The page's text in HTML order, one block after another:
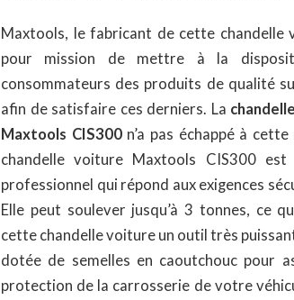
Maxtools, le fabricant de cette chandelle
pour mission de mettre à la
consommateurs des produits de qualité
afin de satisfaire ces derniers. La
Maxtools CIS300n’a pas échappé à cette
chandelle voiture Maxtools CIS300
professionnel qui répond aux exigences
Elle peut soulever jusqu’à 3 tonnes, ce
cette chandelle voiture un outil très
dotée de semelles en caoutchouc pour
protection de la carrosserie de votre